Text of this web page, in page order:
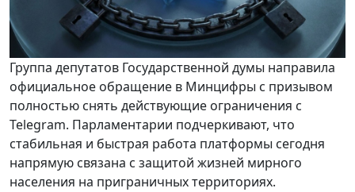
Группа депутатов Государственной думы направила
официальное обращение в Минцифры с призывом
полностью снять действующие ограничения с
Telegram. Парламентарии подчеркивают, что
стабильная и быстрая работа платформы сегодня
напрямую связана с защитой жизней мирного
населения на приграничных территориях.